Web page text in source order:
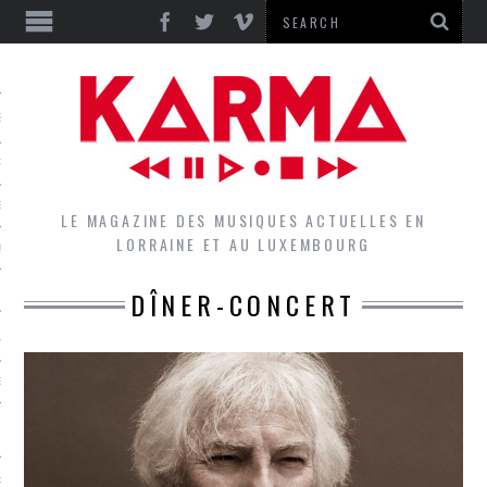
GROUPES DU LOCAL
LE LOCAL DU MAGAZINE
LE MAGAZINE DES MUSIQUES ACTUELLES EN
LORRAINE ET AU LUXEMBOURG
DÎNER-CONCERT